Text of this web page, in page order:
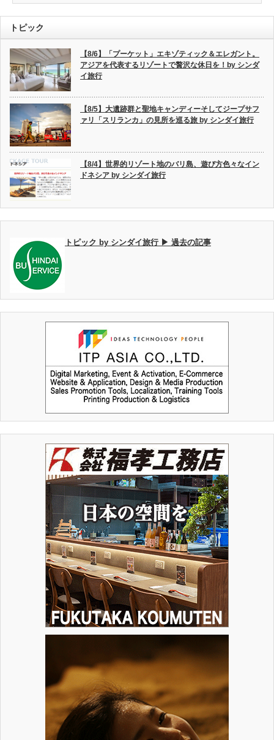
トピック
【8/6】「プーケット」エキゾティック＆エレガント。
アジアを代表するリゾートで贅沢な休日を！by シンダ
イ旅行
【8/5】大遺跡群と聖地キャンディーそしてジープサフ
ァリ「スリランカ」の見所を巡る旅 by シンダイ旅行
【8/4】世界的リゾート地のバリ島、遊び方色々なイン
ドネシア by シンダイ旅行
トピック by シンダイ旅行 ▶ 過去の記事